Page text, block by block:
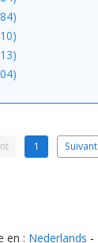
1 Suivant
en : Nederlands